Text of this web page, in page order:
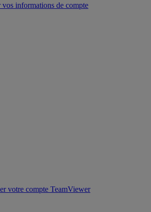
informations de compte
votre compte TeamViewer